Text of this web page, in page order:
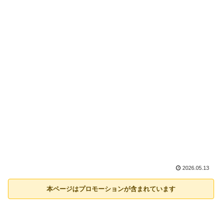
2026.05.13
本ページはプロモーションが含まれています